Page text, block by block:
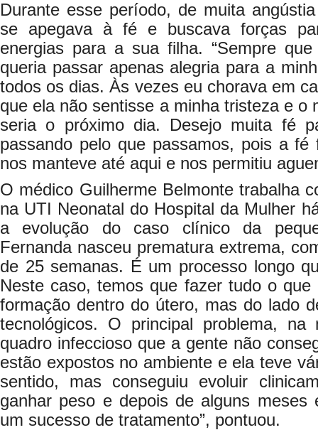
Durante esse período, de muita
se apegava à fé e buscava forças
energias para a sua filha. “Sempre
queria passar apenas alegria para a
todos os dias. Às vezes eu chorava em
que ela não sentisse a minha tristeza e o
seria o próximo dia. Desejo muita fé
passando pelo que passamos, pois a
nos manteve até aqui e nos permitiu
O médico Guilherme Belmonte trabalha
na UTI Neonatal do Hospital da Mulher
a evolução do caso clínico da
Fernanda nasceu prematura extrema,
de 25 semanas. É um processo longo
Neste caso, temos que fazer tudo o
formação dentro do útero, mas do lado
tecnológicos. O principal problema,
quadro infeccioso que a gente não
estão expostos no ambiente e ela teve
sentido, mas conseguiu evoluir
ganhar peso e depois de alguns meses
um sucesso de tratamento”, pontuou.